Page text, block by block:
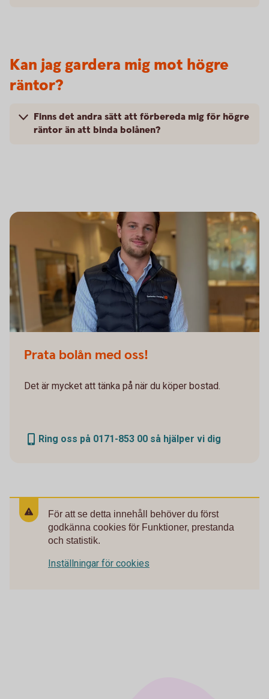
Kan jag gardera mig mot högre
räntor?
Finns det andra sätt att förbereda mig för högre
räntor än att binda bolånen?
Prata bolån med oss!
Det är mycket att tänka på när du köper bostad.
Ring oss på 0171-853 00 så hjälper vi dig
För att se detta innehåll behöver du först
godkänna cookies för Funktioner, prestanda
och statistik.
Inställningar för cookies